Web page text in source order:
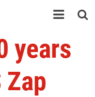
years
Zap